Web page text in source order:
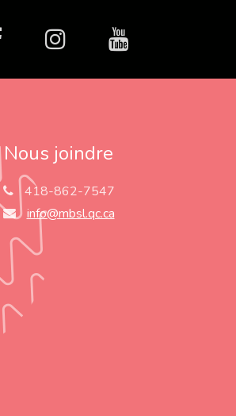
facebookInstagramYoutube
Nous joindre
418-862-7547
info@mbsl.qc.ca